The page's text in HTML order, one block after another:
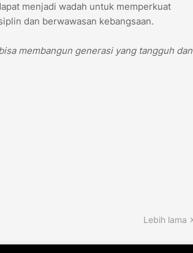
menjadi wadah untuk memperkuat
dan berwawasan kebangsaan.
membangun generasi yang tangguh dan
Lebih lama